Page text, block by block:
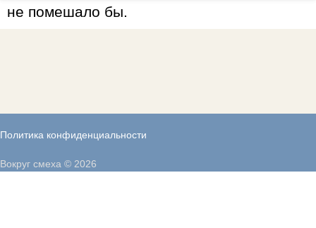
не помешало бы.
Политика конфиденциальности
Вокруг смеха © 2026